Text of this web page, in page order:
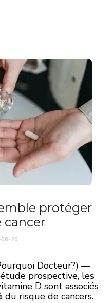
protéger
cancer
20
Docteur?) —
prospective, les
D sont associés
risque de cancers.